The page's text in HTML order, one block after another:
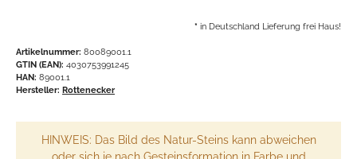
* in Deutschland Lieferung frei Haus!
Artikelnummer: 80089001.1
GTIN (EAN): 4030753991245
HAN: 89001.1
Hersteller: Rottenecker
HINWEIS: Das Bild des Natur-Steins kann abweichen
oder sich je nach Gesteinsformation in Farbe und